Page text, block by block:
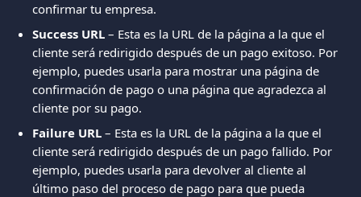
confirmar tu empresa.
Success URL – Esta es la URL de la página a la que el
cliente será redirigido después de un pago exitoso. Por
ejemplo, puedes usarla para mostrar una página de
confirmación de pago o una página que agradezca al
cliente por su pago.
Failure URL – Esta es la URL de la página a la que el
cliente será redirigido después de un pago fallido. Por
ejemplo, puedes usarla para devolver al cliente al
último paso del proceso de pago para que pueda